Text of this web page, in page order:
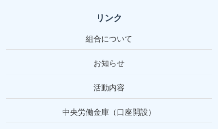
リンク
組合について
お知らせ
活動内容
中央労働金庫（口座開設）